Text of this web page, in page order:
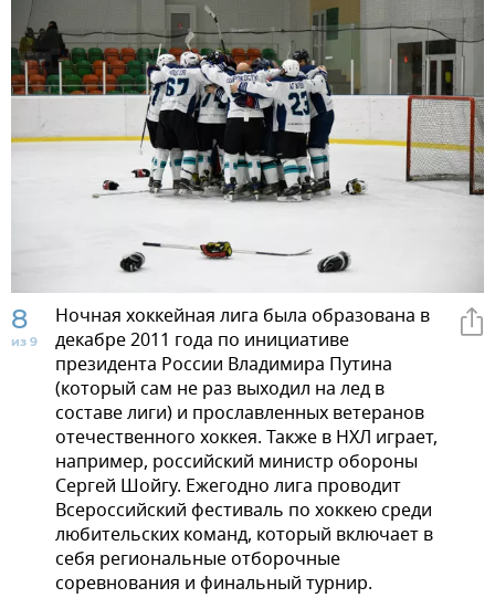
8
из 9
Ночная хоккейная лига была образована в
декабре 2011 года по инициативе
президента России Владимира Путина
(который сам не раз выходил на лед в
составе лиги) и прославленных ветеранов
отечественного хоккея. Также в НХЛ играет,
например, российский министр обороны
Сергей Шойгу. Ежегодно лига проводит
Всероссийский фестиваль по хоккею среди
любительских команд, который включает в
себя региональные отборочные
соревнования и финальный турнир.